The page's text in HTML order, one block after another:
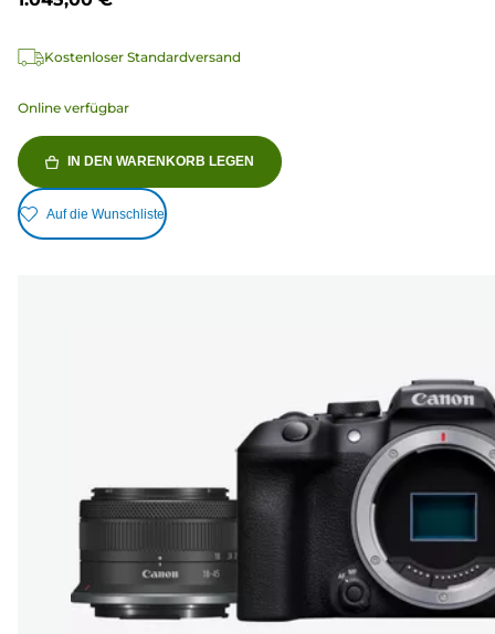
Kostenloser Standardversand
Online verfügbar
IN DEN WARENKORB LEGEN
Auf die Wunschliste